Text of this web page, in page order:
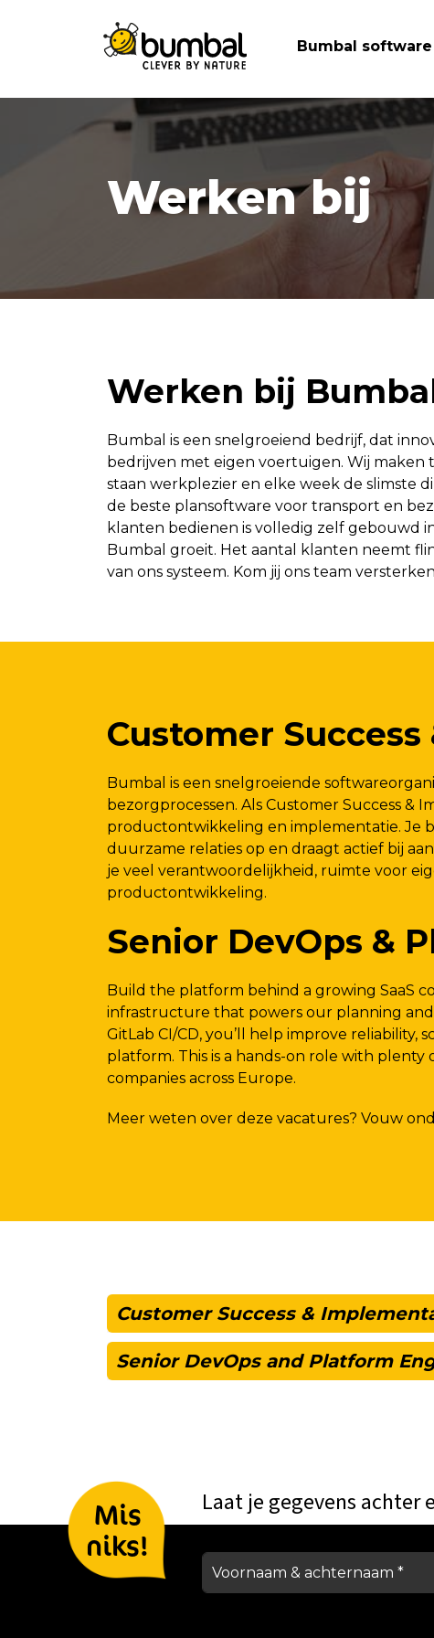
Bumbal software
Werken bij
Werken bij
Bumbal is een snelgroeiend bedrijf, dat
bedrijven met eigen voertuigen. Wij maken
staan werkplezier en elke week de slimste
de beste plansoftware voor transport en
klanten bedienen is volledig zelf gebouwd in
Bumbal groeit. Het aantal klanten neemt
van ons systeem. Kom jij ons team
Customer
Bumbal is een snelgroeiende
bezorgprocessen. Als Customer Success
productontwikkeling en implementatie. Je
duurzame relaties op en draagt actief bij
je veel verantwoordelijkheid, ruimte voor
productontwikkeling.
Senior DevOps &
Build the platform behind a growing SaaS
infrastructure that powers our planning
GitLab CI/CD, you’ll help improve
platform. This is a hands-on role with
companies across Europe.
Meer weten over deze vacatures? Vouw
Customer Success &
Senior DevOps and Platform
Laat je gegevens achter
Mis
niks!